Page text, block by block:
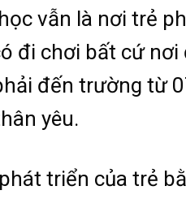
vẫn là nơi trẻ
đi chơi bất cứ
đến trường từ
yêu.
triển của trẻ